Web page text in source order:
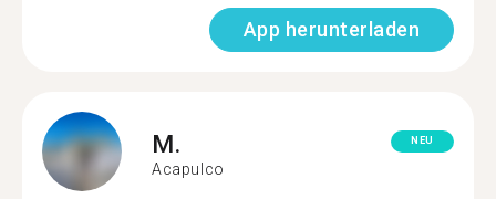
App herunterladen
M.
Acapulco
NEU